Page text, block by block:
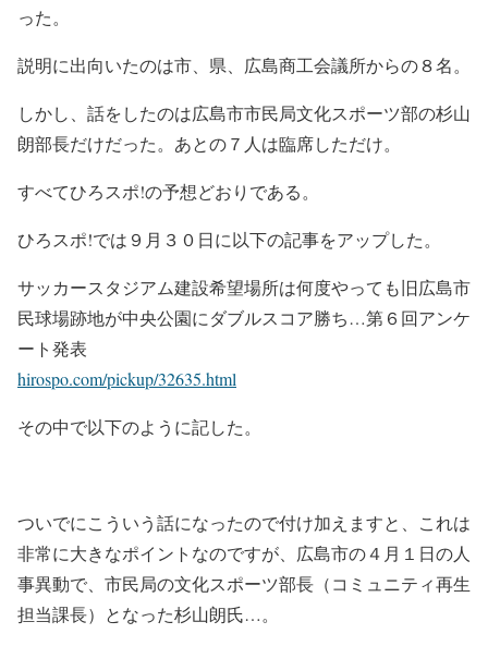
った。
説明に出向いたのは市、県、広島商工会議所からの８名。
しかし、話をしたのは広島市市民局文化スポーツ部の杉山
朗部長だけだった。あとの７人は臨席しただけ。
すべてひろスポ!の予想どおりである。
ひろスポ!では９月３０日に以下の記事をアップした。
サッカースタジアム建設希望場所は何度やっても旧広島市
民球場跡地が中央公園にダブルスコア勝ち…第６回アンケ
ート発表
hirospo.com/pickup/32635.html
その中で以下のように記した。
ついでにこういう話になったので付け加えますと、これは
非常に大きなポイントなのですが、広島市の４月１日の人
事異動で、市民局の文化スポーツ部長（コミュニティ再生
担当課長）となった杉山朗氏…。